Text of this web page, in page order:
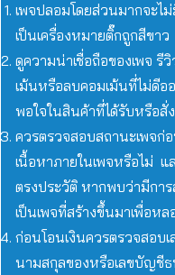
เพจปลอมโดยส่วนมากจะ
เป็นเครื่องหมายติ๊กถูกสีขาว
ดูความน่าเชื่อถือของเพจ รี
เม้นหรือลบคอมเม้นที่ไม่ดีอ
พอใจในสินค้าที่ได้รับหรือสั่
ควรตรวจสอบสถานะเพจก่
เนื้อหาภายในเพจหรือไม่ แ
ตรงประวัติ หากพบว่ามีกา
เป็นเพจที่สร้างขึ้นมาเพื่อหล
ก่อนโอนเงินควรตรวจสอบ
นามสกุลของหรือเลขบัญชีธ